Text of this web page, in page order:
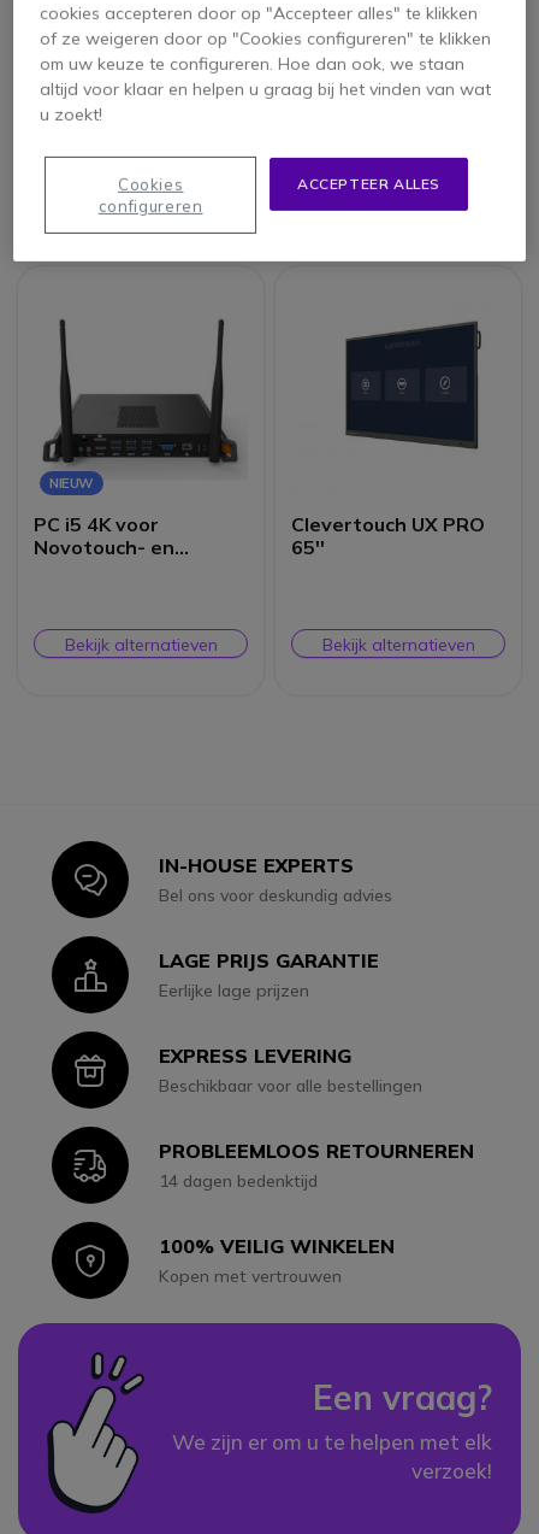
Clevertouch V 4K 65 ''
scherm
Bekijk alternatieven
Clevertouch Plus High
Precision 65''
NIEUW
PC i5 4K voor
Novotouch- en
Bekijk alternatieven
Clevertouch UX PRO
65''
Bekijk alternatieven
IconIN-HOUSE EXPERTS
Bel ons voor deskundig advies
IconLAGE PRIJS GARANTIE
Eerlijke lage prijzen
IconEXPRESS LEVERING
Beschikbaar voor alle bestellingen
IconPROBLEEMLOOS RETOURNEREN
14 dagen bedenktijd
Icon100% VEILIG WINKELEN
Kopen met vertrouwen
Een vraag?
We zijn er om u te helpen met elk
verzoek!
cookies accepteren door op "Accepteer alles" te klikken
of ze weigeren door op "Cookies configureren" te klikken
om uw keuze te configureren. Hoe dan ook, we staan
altijd voor klaar en helpen u graag bij het vinden van wat
u zoekt!
ACCEPTEER ALLES
Cookies
configureren